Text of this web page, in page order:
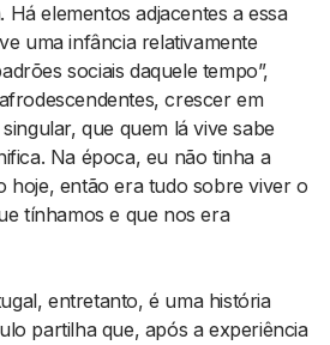
elementos adjacentes a essa
uma infância relativamente
sociais daquele tempo”,
crescer em
que quem lá vive sabe
Na época, eu não tinha a
hoje, então era tudo sobre viver o
tínhamos e que nos era
entretanto, é uma história
partilha que, após a experiência